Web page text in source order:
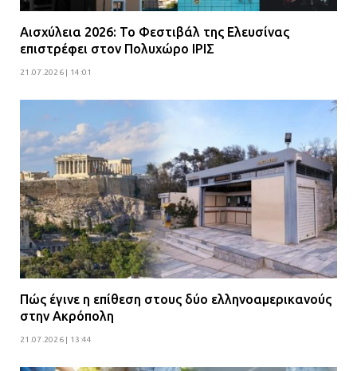
Αισχύλεια 2026: Το Φεστιβάλ της Ελευσίνας
επιστρέφει στον Πολυχώρο ΙΡΙΣ
21.07.2026 | 14:01
Πώς έγινε η επίθεση στους δύο ελληνοαμερικανούς
στην Ακρόπολη
21.07.2026 | 13:44